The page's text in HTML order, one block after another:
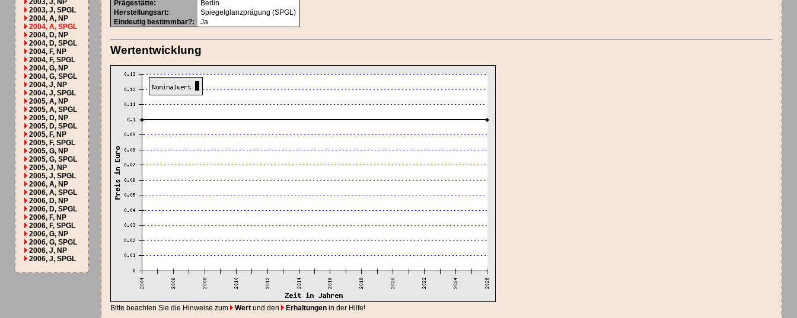
2003, J, NP
2003, J, SPGL
2004, A, NP
2004, A, SPGL
2004, D, NP
2004, D, SPGL
2004, F, NP
2004, F, SPGL
2004, G, NP
2004, G, SPGL
2004, J, NP
2004, J, SPGL
2005, A, NP
2005, A, SPGL
2005, D, NP
2005, D, SPGL
2005, F, NP
2005, F, SPGL
2005, G, NP
2005, G, SPGL
2005, J, NP
2005, J, SPGL
2006, A, NP
2006, A, SPGL
2006, D, NP
2006, D, SPGL
2006, F, NP
2006, F, SPGL
2006, G, NP
2006, G, SPGL
2006, J, NP
2006, J, SPGL
Prägestätte:
Berlin
Herstellungsart:
Spiegelglanzprägung (SPGL)
Eindeutig bestimmbar?: Ja
Wertentwicklung
Bitte beachten Sie die Hinweise zum Wert und den Erhaltungen in der Hilfe!